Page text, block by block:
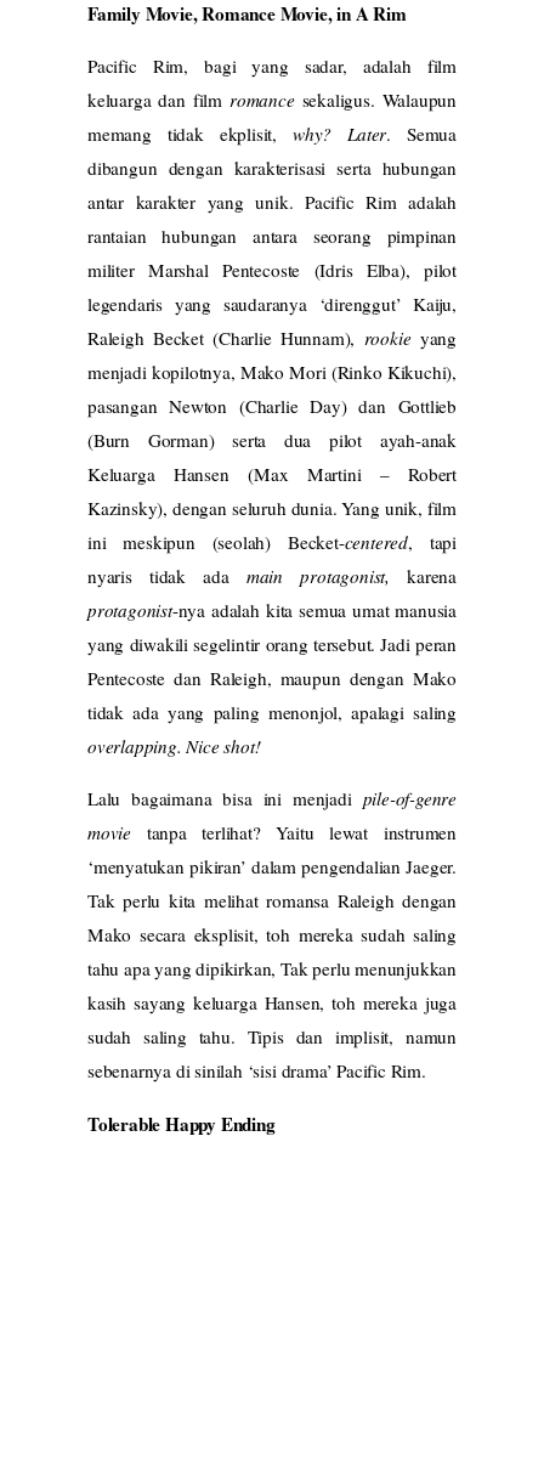
Family Movie, Romance Movie, in A Rim
Pacific Rim, bagi yang sadar, adalah film
keluarga dan film romancesekaligus. Walaupun
memang tidak ekplisit, why? Later. Semua
dibangun dengan karakterisasi serta hubungan
antar karakter yang unik. Pacific Rim adalah
rantaian hubungan antara seorang pimpinan
militer Marshal Pentecoste (Idris Elba), pilot
legendaris yang saudaranya ‘direnggut’ Kaiju,
Raleigh Becket (Charlie Hunnam), rookieyang
menjadi kopilotnya, Mako Mori (Rinko Kikuchi),
pasangan Newton (Charlie Day) dan Gottlieb
(Burn Gorman) serta dua pilot ayah-anak
Keluarga Hansen (Max Martini – Robert
Kazinsky), dengan seluruh dunia. Yang unik, film
ini meskipun (seolah) Becket-centered, tapi
nyaris tidak ada main protagonist, karena
protagonist-nya adalah kita semua umat manusia
yang diwakili segelintir orang tersebut. Jadi peran
Pentecoste dan Raleigh, maupun dengan Mako
tidak ada yang paling menonjol, apalagi saling
overlapping. Nice shot!
Lalu bagaimana bisa ini menjadi pile-of-genre
movie tanpa terlihat? Yaitu lewat instrumen
‘menyatukan pikiran’ dalam pengendalian Jaeger.
Tak perlu kita melihat romansa Raleigh dengan
Mako secara eksplisit, toh mereka sudah saling
tahu apa yang dipikirkan, Tak perlu menunjukkan
kasih sayang keluarga Hansen, toh mereka juga
sudah saling tahu. Tipis dan implisit, namun
sebenarnya di sinilah ‘sisi drama’ Pacific Rim.
Tolerable Happy Ending